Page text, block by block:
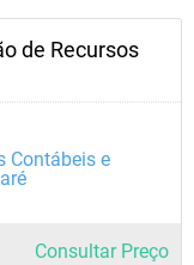
de Recursos
Contábeis e
Consultar Preço